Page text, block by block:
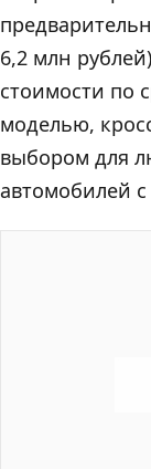
6,2 млн
стоимости по
моделью,
выбором для
автомобилей